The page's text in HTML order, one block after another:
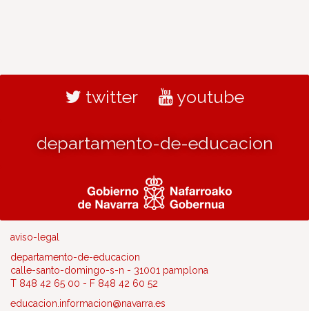
twitter youtube
departamento-de-educacion
aviso-legal
departamento-de-educacion
calle-santo-domingo-s-n - 31001 pamplona
T 848 42 65 00 - F 848 42 60 52
educacion.informacion@navarra.es